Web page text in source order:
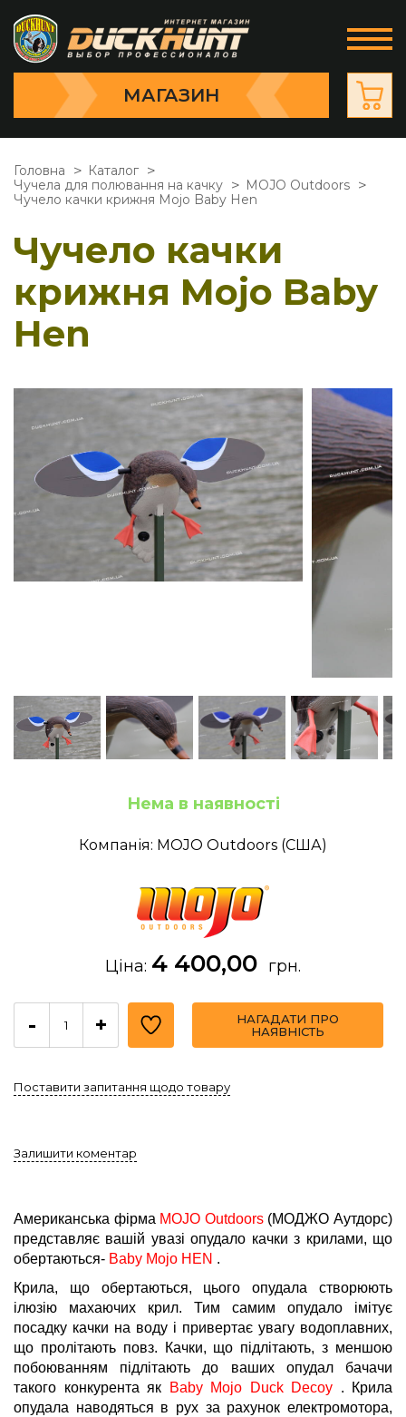
МАГАЗИН
Головна
Каталог
Чучела для полювання на качку
MOJO Outdoors
Чучело качки крижня Mojo Baby Hen
Чучело качки
крижня Mojo Baby
Hen
Нема в наявності
Компанія: MOJO Outdoors (США)
Ціна: 4 400,00 грн.
- +
НАГАДАТИ ПРО
НАЯВНІСТЬ
Поставити запитання щодо товару
Залишити коментар
Американська фірма MOJO Outdoors(МОДЖО Аутдорс)
представляє вашій увазі опудало качки з крилами, що
обертаються- Baby Mojo HEN .
Крила, що обертаються, цього опудала створюють
ілюзію махаючих крил. Тим самим опудало імітує
посадку качки на воду і привертає увагу водоплавних,
що пролітають повз. Качки, що підлітають, з меншою
побоюванням підлітають до ваших опудал бачачи
такого конкурента як
Baby Mojo Duck Decoy . Крила
опудала наводяться в рух за рахунок електромотора,